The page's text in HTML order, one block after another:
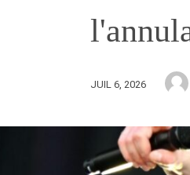
JUIL 6, 2026